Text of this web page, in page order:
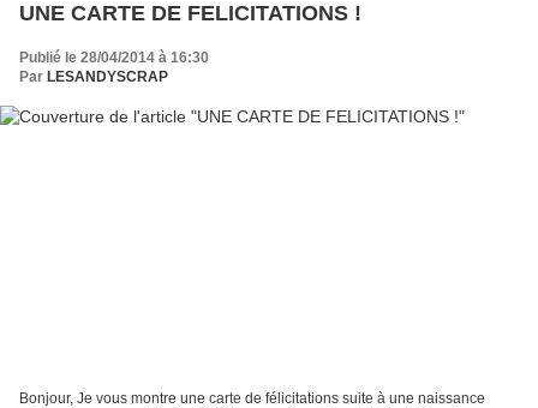
UNE CARTE DE FELICITATIONS !
Publié le 28/04/2014 à 16:30
Par LESANDYSCRAP
Bonjour, Je vous montre une carte de félicitations suite à une naissance